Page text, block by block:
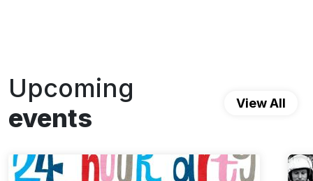
Upcoming
events
View All